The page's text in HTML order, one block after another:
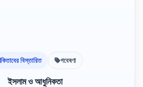
কিতাবের বিস্তারিত গবেষণা
ইসলাম ও আধুনিকতা